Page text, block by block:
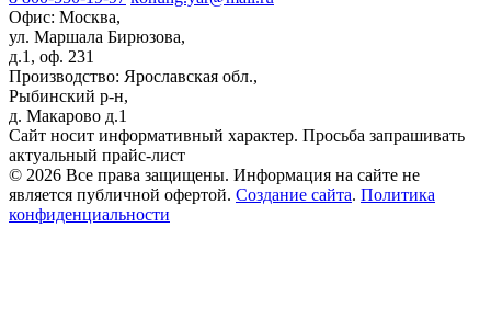
Офис: Москва,
ул. Маршала Бирюзова,
д.1, оф. 231
Производство: Ярославская обл.,
Рыбинский р-н,
д. Макарово д.1
Сайт носит информативный характер. Просьба запрашивать
актуальный прайс-лист
© 2026 Все права защищены. Информация на сайте не
является публичной офертой. Создание сайта. Политика
конфиденциальности